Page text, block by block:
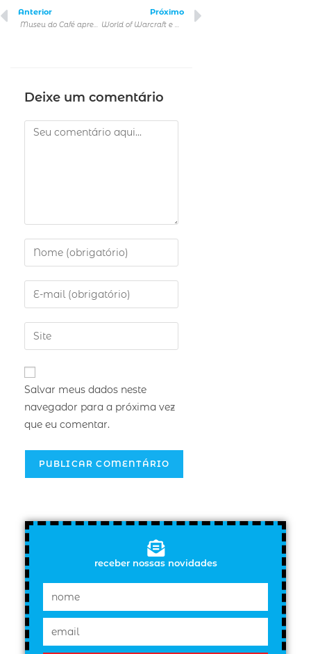
Anterior Próximo
Deixe um comentário
Salvar meus dados neste
navegador para a próxima vez
que eu comentar.
receber nossas novidades